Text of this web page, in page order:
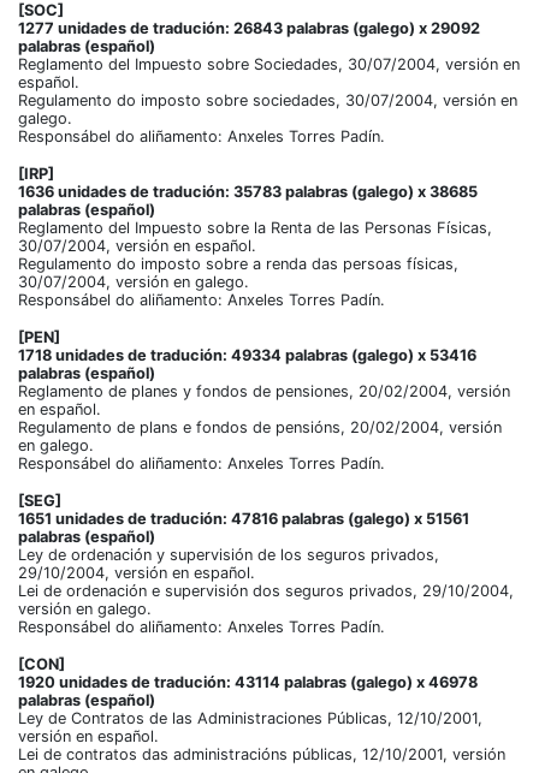
[SOC]
1277 unidades de tradución: 26843 palabras (galego) x 29092
palabras (español)
Reglamento del Impuesto sobre Sociedades, 30/07/2004, versión en
español.
Regulamento do imposto sobre sociedades, 30/07/2004, versión en
galego.
Responsábel do aliñamento: Anxeles Torres Padín.
[IRP]
1636 unidades de tradución: 35783 palabras (galego) x 38685
palabras (español)
Reglamento del Impuesto sobre la Renta de las Personas Físicas,
30/07/2004, versión en español.
Regulamento do imposto sobre a renda das persoas físicas,
30/07/2004, versión en galego.
Responsábel do aliñamento: Anxeles Torres Padín.
[PEN]
1718 unidades de tradución: 49334 palabras (galego) x 53416
palabras (español)
Reglamento de planes y fondos de pensiones, 20/02/2004, versión
en español.
Regulamento de plans e fondos de pensións, 20/02/2004, versión
en galego.
Responsábel do aliñamento: Anxeles Torres Padín.
[SEG]
1651 unidades de tradución: 47816 palabras (galego) x 51561
palabras (español)
Ley de ordenación y supervisión de los seguros privados,
29/10/2004, versión en español.
Lei de ordenación e supervisión dos seguros privados, 29/10/2004,
versión en galego.
Responsábel do aliñamento: Anxeles Torres Padín.
[CON]
1920 unidades de tradución: 43114 palabras (galego) x 46978
palabras (español)
Ley de Contratos de las Administraciones Públicas, 12/10/2001,
versión en español.
Lei de contratos das administracións públicas, 12/10/2001, versión